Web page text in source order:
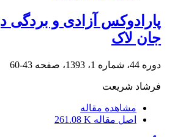
پارادوکس آزادی و بردگی
جان لاک
دوره 44، شماره 1، 1393، صفحه 43-60
فرشاد شریعت
مشاهده مقاله
اصل مقاله 261.08 K